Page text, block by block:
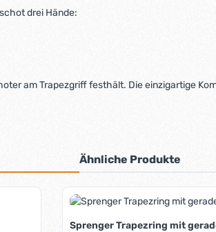
drei Hände:
am Trapezgriff festhält. Die einzigartige
Ähnliche Produkte
Sprenger Trapezring mit